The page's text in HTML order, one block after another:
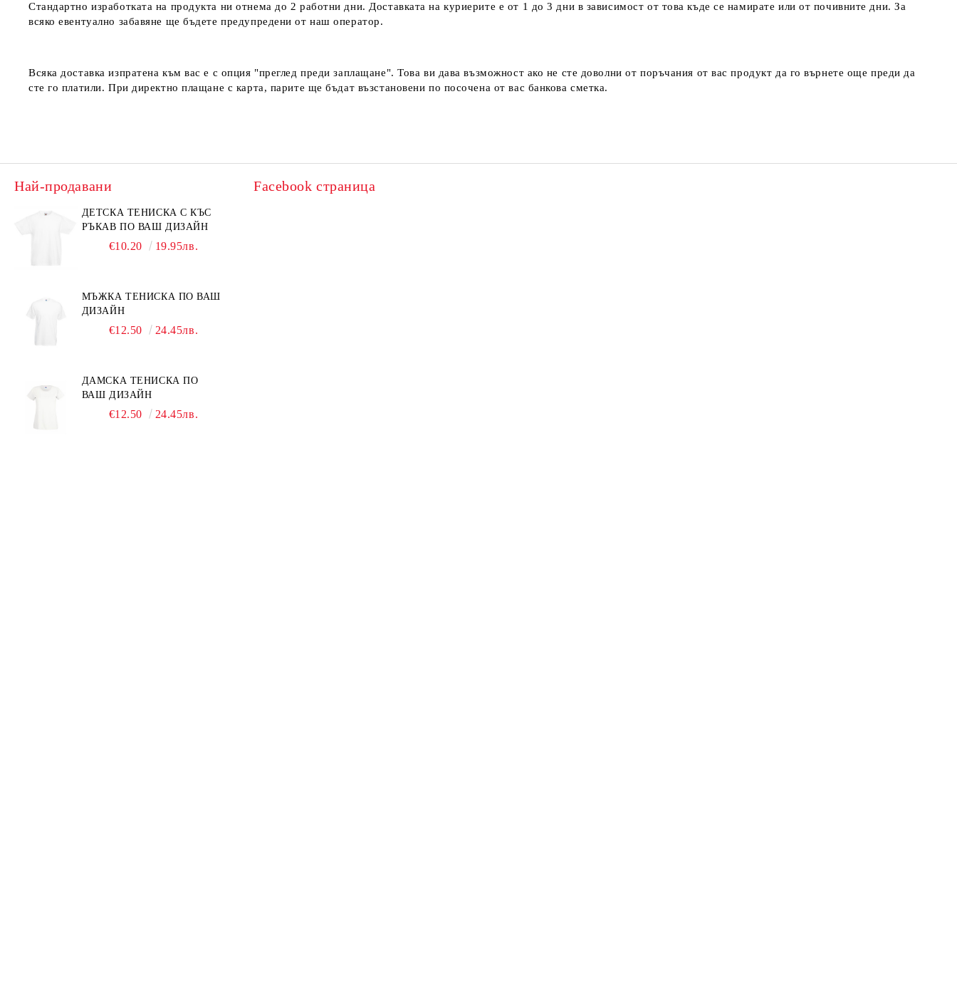
Стандартно изработката на продукта ни отнема до 2 работни дни. Доставката на куриерите е от 1 до 3 дни в зависимост от това къде се намирате или от почивните дни. За
всяко евентуално забавяне ще бъдете предупредени от наш оператор.
Всяка доставка изпратена към вас е с опция "преглед преди заплащане". Това ви дава възможност ако не сте доволни от поръчания от вас продукт да го върнете още преди да
сте го платили. При директно плащане с карта, парите ще бъдат възстановени по посочена от вас банкова сметка.
Най-продавани
ДЕТСКА ТЕНИСКА С КЪС
РЪКАВ ПО ВАШ ДИЗАЙН
€10.20 19.95лв.
МЪЖКА ТЕНИСКА ПО ВАШ
ДИЗАЙН
€12.50 24.45лв.
ДАМСКА ТЕНИСКА ПО
ВАШ ДИЗАЙН
€12.50 24.45лв.
Facebook страница